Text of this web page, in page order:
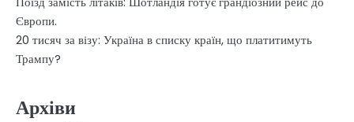
Європи.
20 тисяч за візу: Україна в списку країн, що платитимуть
Трампу?
Архіви